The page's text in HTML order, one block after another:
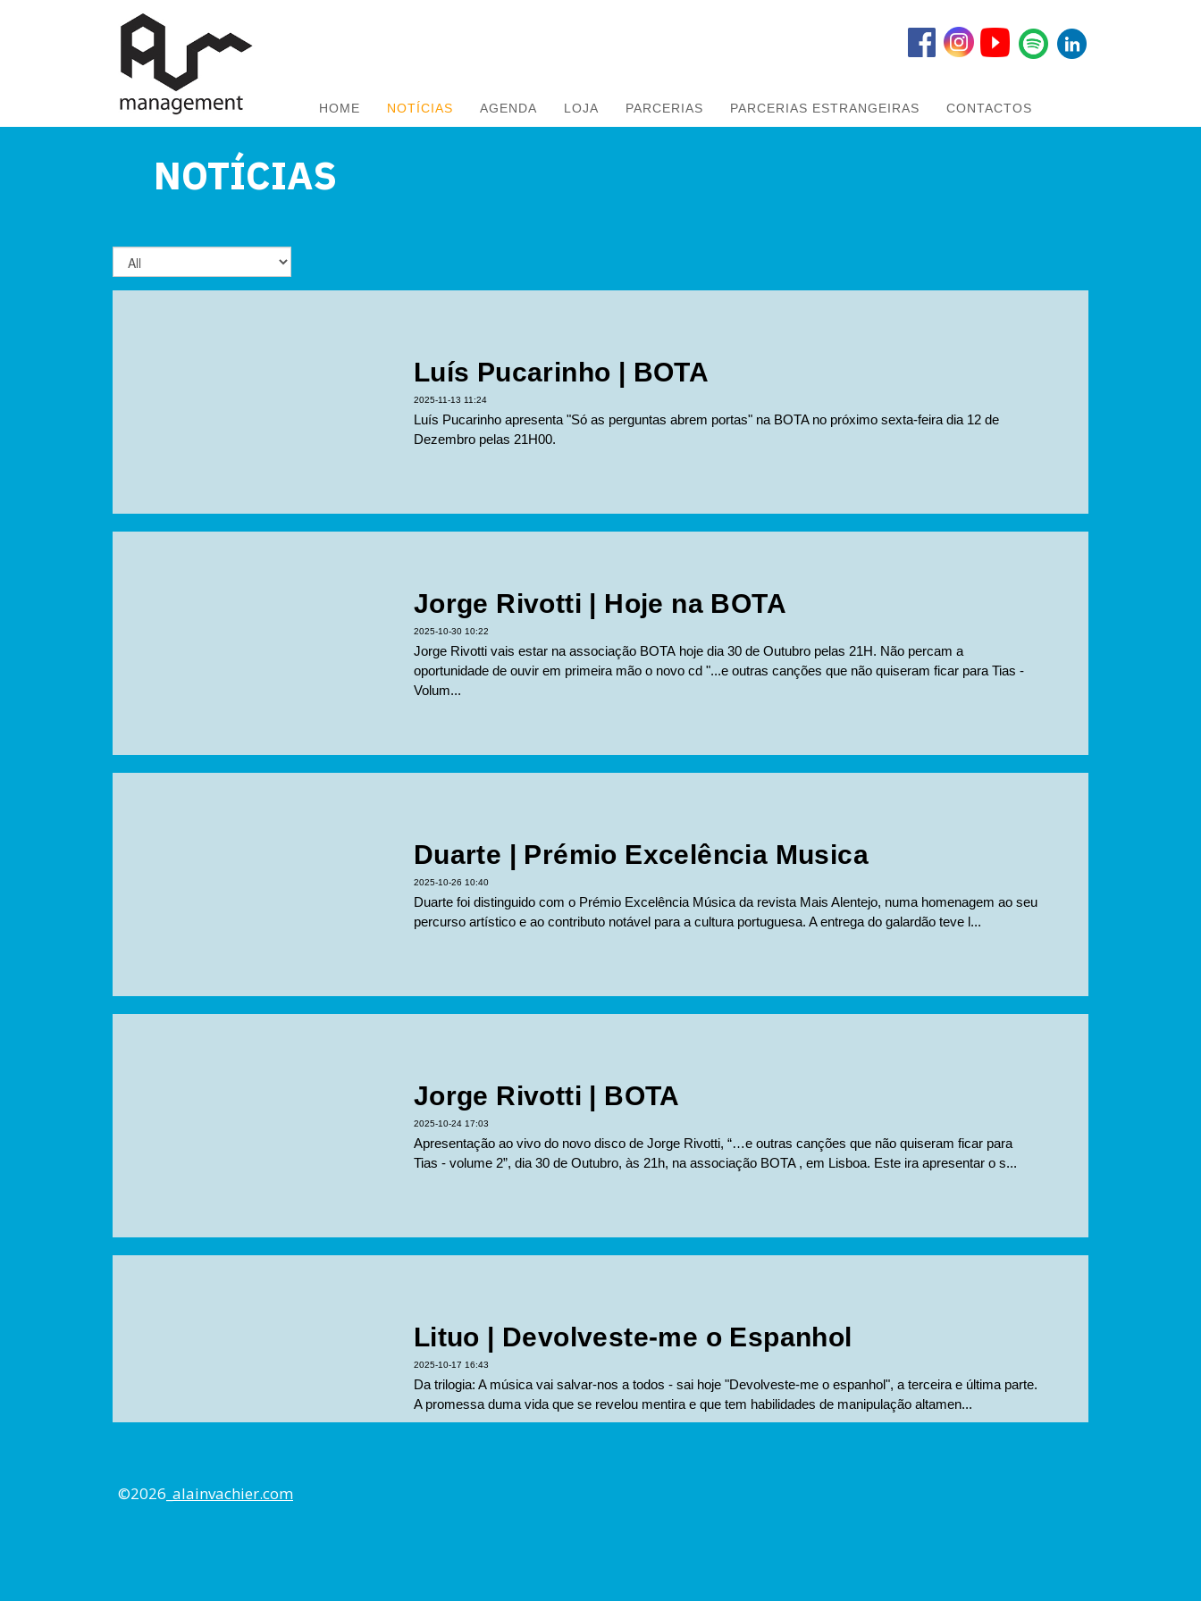
HOME NOTÍCIAS AGENDA LOJA PARCERIAS PARCERIAS ESTRANGEIRAS CONTACTOS
Luís Pucarinho | BOTA
2025-11-13 11:24
Luís Pucarinho apresenta "Só as perguntas abrem portas" na BOTA no próximo sexta-feira dia 12 de
Dezembro pelas 21H00.
Jorge Rivotti | Hoje na BOTA
2025-10-30 10:22
Jorge Rivotti vais estar na associação BOTA hoje dia 30 de Outubro pelas 21H. Não percam a
oportunidade de ouvir em primeira mão o novo cd "...e outras canções que não quiseram ficar para Tias -
Volum...
Duarte | Prémio Excelência Musica
2025-10-26 10:40
Duarte foi distinguido com o Prémio Excelência Música da revista Mais Alentejo, numa homenagem ao seu
percurso artístico e ao contributo notável para a cultura portuguesa. A entrega do galardão teve l...
Jorge Rivotti | BOTA
2025-10-24 17:03
Apresentação ao vivo do novo disco de Jorge Rivotti, “…e outras canções que não quiseram ficar para
Tias - volume 2”, dia 30 de Outubro, às 21h, na associação BOTA , em Lisboa. Este ira apresentar o s...
Lituo | Devolveste-me o Espanhol
2025-10-17 16:43
Da trilogia: A música vai salvar-nos a todos - sai hoje "Devolveste-me o espanhol", a terceira e última parte.
A promessa duma vida que se revelou mentira e que tem habilidades de manipulação altamen...
NOTÍCIAS
©2026_ alainvachier.com